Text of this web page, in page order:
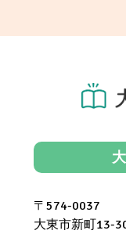
〒574-0037
大東市新町13-